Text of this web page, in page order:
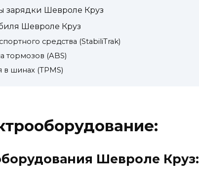
зарядки Шевроле Круз
Шевроле Круз
средства (StabiliTrak)
тормозов (ABS)
шинах (TPMS)
Шевроле Круз: